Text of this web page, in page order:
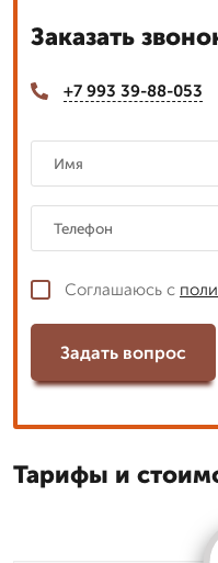
Заказать
+7 993 39-88-053
Соглашаюсь с
Задать вопрос
Тарифы и